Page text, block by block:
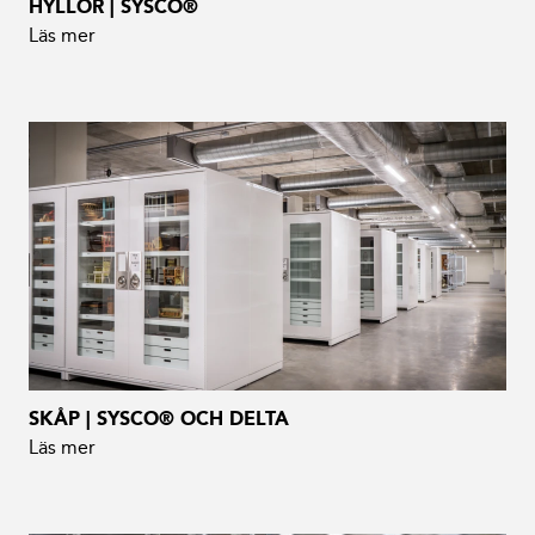
HYLLOR | SYSCO®
Läs mer
SKÅP | SYSCO® OCH DELTA
Läs mer